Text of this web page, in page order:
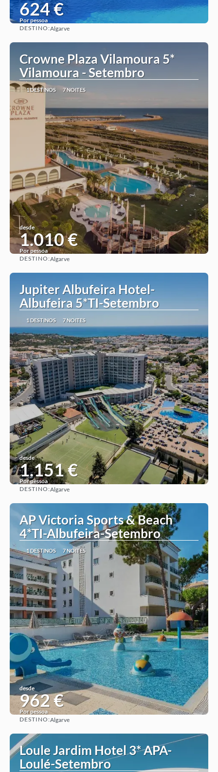
624 €
Por pessoa
DESTINO:Algarve
Crowne Plaza Vilamoura 5*
Vilamoura - Setembro
1 DESTINOS 7 NOITES
desde
1.010 €
Por pessoa
DESTINO:Algarve
Jupiter Albufeira Hotel-
Albufeira 5*TI-Setembro
1 DESTINOS 7 NOITES
desde
1.151 €
Por pessoa
DESTINO:Algarve
AP Victoria Sports & Beach
4*TI-Albufeira-Setembro
1 DESTINOS 7 NOITES
desde
962 €
Por pessoa
DESTINO:Algarve
Loule Jardim Hotel 3* APA-
Loulé-Setembro